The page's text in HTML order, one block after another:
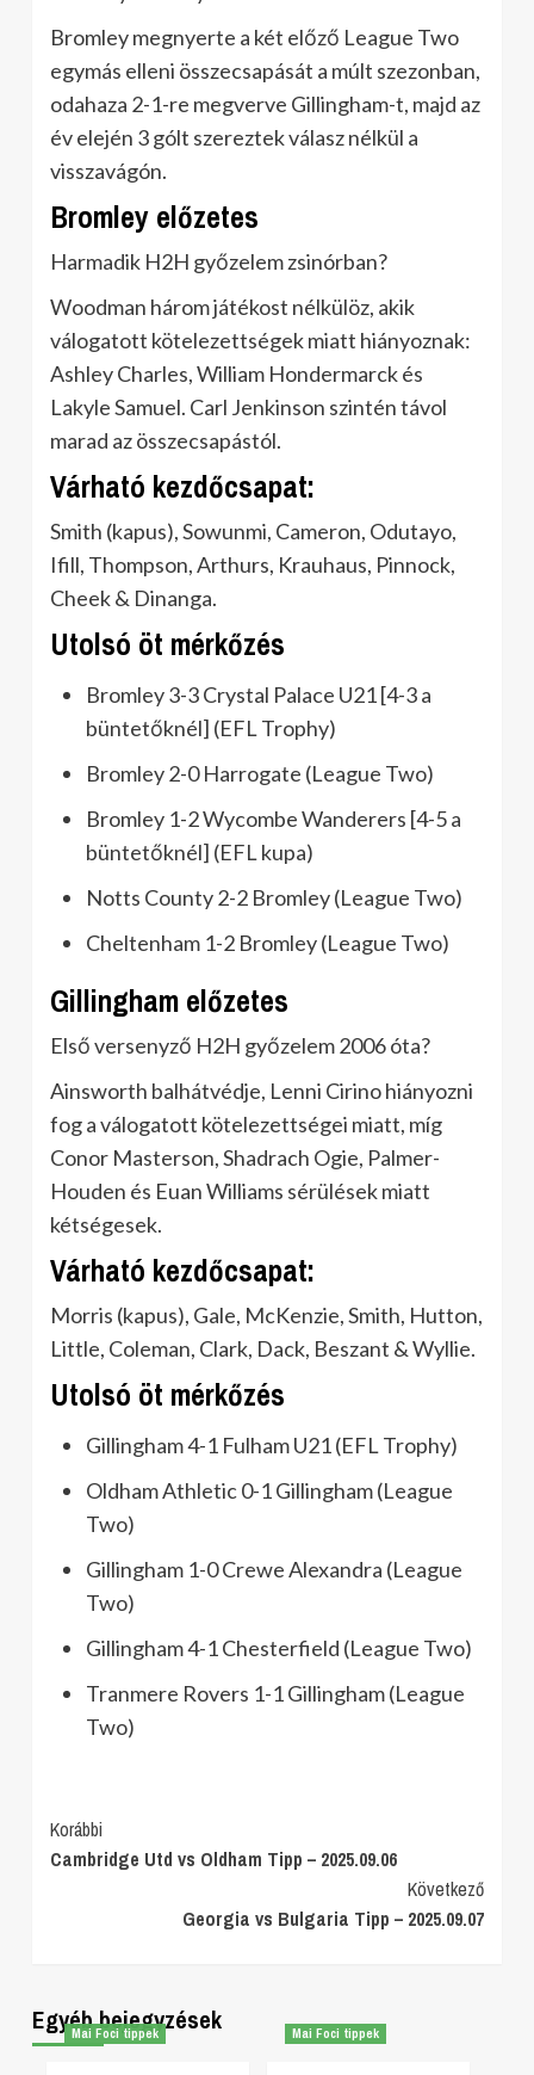
Bromley megnyerte a két előző League Two
egymás elleni összecsapását a múlt szezonban,
odahaza 2-1-re megverve Gillingham-t, majd az
év elején 3 gólt szereztek válasz nélkül a
visszavágón.
Bromley előzetes
Harmadik H2H győzelem zsinórban?
Woodman három játékost nélkülöz, akik
válogatott kötelezettségek miatt hiányoznak:
Ashley Charles, William Hondermarck és
Lakyle Samuel. Carl Jenkinson szintén távol
marad az összecsapástól.
Várható kezdőcsapat:
Smith (kapus), Sowunmi, Cameron, Odutayo,
Ifill, Thompson, Arthurs, Krauhaus, Pinnock,
Cheek & Dinanga.
Utolsó öt mérkőzés
Bromley 3-3 Crystal Palace U21 [4-3 a
büntetőknél] (EFL Trophy)
Bromley 2-0 Harrogate (League Two)
Bromley 1-2 Wycombe Wanderers [4-5 a
büntetőknél] (EFL kupa)
Notts County 2-2 Bromley (League Two)
Cheltenham 1-2 Bromley (League Two)
Gillingham előzetes
Első versenyző H2H győzelem 2006 óta?
Ainsworth balhátvédje, Lenni Cirino hiányozni
fog a válogatott kötelezettségei miatt, míg
Conor Masterson, Shadrach Ogie, Palmer-
Houden és Euan Williams sérülések miatt
kétségesek.
Várható kezdőcsapat:
Morris (kapus), Gale, McKenzie, Smith, Hutton,
Little, Coleman, Clark, Dack, Beszant & Wyllie.
Utolsó öt mérkőzés
Gillingham 4-1 Fulham U21 (EFL Trophy)
Oldham Athletic 0-1 Gillingham (League
Two)
Gillingham 1-0 Crewe Alexandra (League
Two)
Gillingham 4-1 Chesterfield (League Two)
Tranmere Rovers 1-1 Gillingham (League
Two)
Post
Navigation
Korábbi
Cambridge Utd vs Oldham Tipp – 2025.09.06
Következő
Georgia vs Bulgaria Tipp – 2025.09.07
Egyéb bejegyzések
Mai Foci tippek Mai Foci tippek